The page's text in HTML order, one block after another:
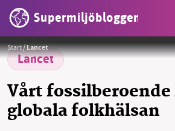
Supermiljöbloggen
HEM
OMRÅDEN
MILJÖFAKTA
Start/Lancet
Lancet
Vårt
globala folkhälsan